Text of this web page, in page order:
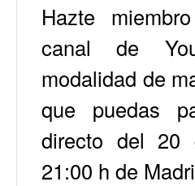
Hazte
canal de
modalidad de
que puedas
directo del
21:00 h de